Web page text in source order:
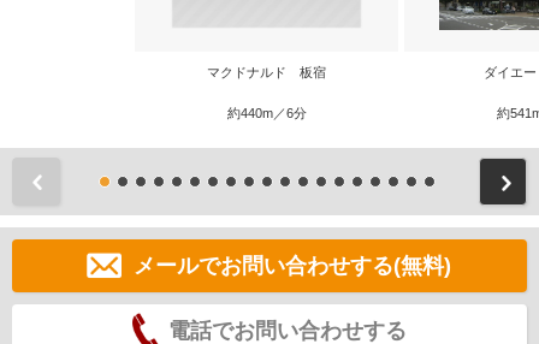
マクドナルド 板宿
約440m／6分
ダイエ
約
メールでお問い合わせする(無料)
電話でお問い合わせする